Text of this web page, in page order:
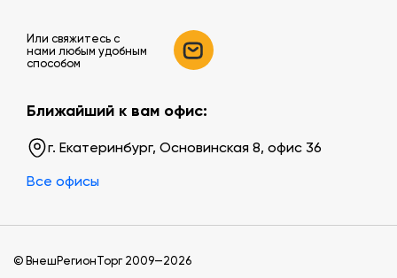
Или свяжитесь c
нами любым удобным
способом
Ближайший к вам офис:
г. Екатеринбург, Основинская 8, офис 36
Все офисы
© ВнешРегионТорг 2009—2026